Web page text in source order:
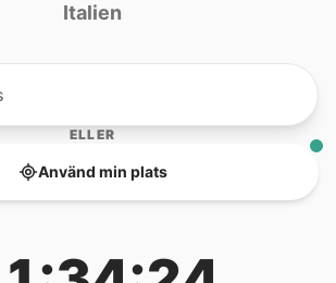
Italien
ELLER
Använd min plats